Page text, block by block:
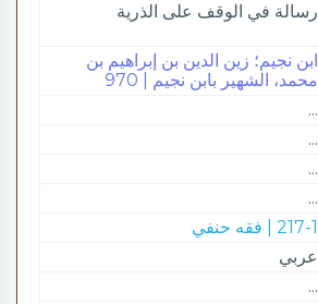
رسالة في الوقف على الذرية
ابن نجيم؛ زين الدين بن إبراهيم بن
محمد، الشهير بابن نجيم | 970
...
...
...
...
217-1 | فقه حنفي
عربي
...